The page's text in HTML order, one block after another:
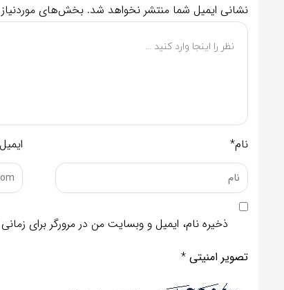
نشانی ایمیل شما منتشر نخواهد شد. بخش‌های
نام*
ذخیره نام، ایمیل و وبسایت من در مرورگر برای
تصویر امنیتی *